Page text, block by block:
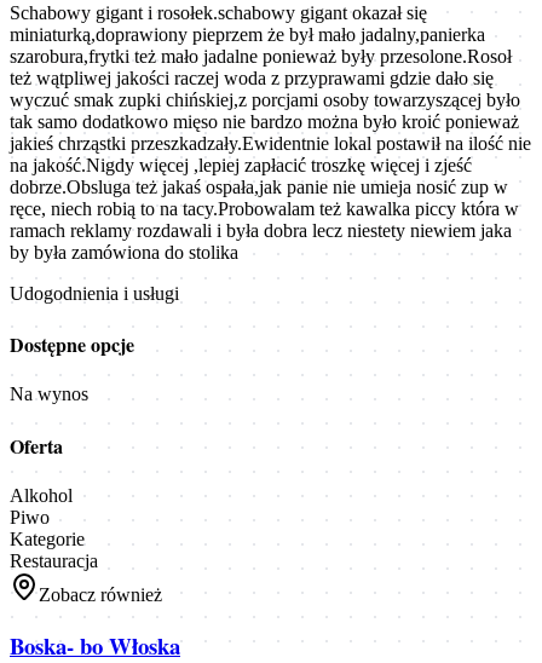
Schabowy gigant i rosołek.schabowy gigant okazał się
miniaturką,doprawiony pieprzem że był mało jadalny,panierka
szarobura,frytki też mało jadalne ponieważ były przesolone.Rosoł
też wątpliwej jakości raczej woda z przyprawami gdzie dało się
wyczuć smak zupki chińskiej,z porcjami osoby towarzyszącej było
tak samo dodatkowo mięso nie bardzo można było kroić ponieważ
jakieś chrząstki przeszkadzały.Ewidentnie lokal postawił na ilość nie
na jakość.Nigdy więcej ,lepiej zapłacić troszkę więcej i zjeść
dobrze.Obsluga też jakaś ospała,jak panie nie umieja nosić zup w
ręce, niech robią to na tacy.Probowalam też kawalka piccy która w
ramach reklamy rozdawali i była dobra lecz niestety niewiem jaka
by była zamówiona do stolika
Udogodnienia i usługi
Dostępne opcje
Na wynos
Oferta
Alkohol
Piwo
Kategorie
Restauracja
Zobacz również
Boska- bo Włoska